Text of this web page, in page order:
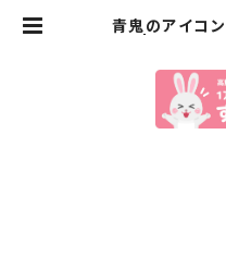
青鬼のアイコン